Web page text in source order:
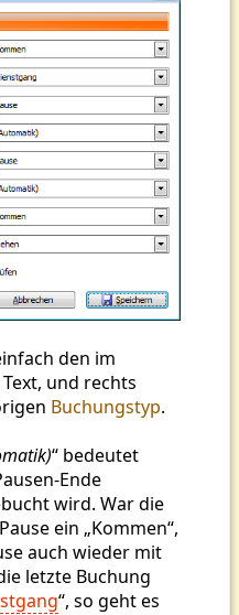
den im
und rechts
Buchungstyp.
“ bedeutet
Ende
wird. War die
ein „Kommen“,
auch wieder mit
letzte Buchung
“, so geht es